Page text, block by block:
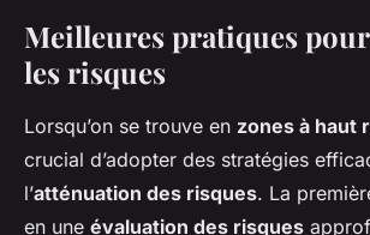
Meilleures pratiques
les risques
Lorsqu’on se trouve en zones à haut
crucial d’adopter des stratégies
l’atténuation des risques. La
en une évaluation des risques